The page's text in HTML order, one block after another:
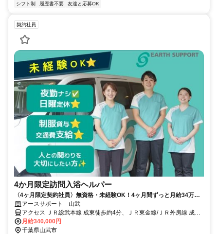
シフト制
履歴書不要 友達と応募OK
契約社員
4か月限定訪問入浴ヘルパー
〈4ヶ月限定契約社員〉無資格・未経験OK！4ヶ月間ずっと月給34万
円！次の仕事までのつなぎに訪問入浴のお仕事を挑戦してみませんか？
アースサポート 山武
アクセス ＪＲ総武本線 成東徒歩約4分、ＪＲ東金線/ＪＲ外房線 成東
徒歩約4分、ＪＲ東金線/ＪＲ外房線 求名出入口2徒歩約48分
月給340,000円
千葉県山武市